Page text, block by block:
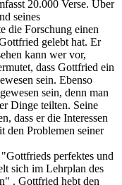
20.000 Verse. Über
seines
die Forschung einen
gelebt hat. Er
kann wer vor,
dass Gottfried ein
sein. Ebenso
sein, denn man
Dinge teilten. Seine
dass er die Interessen
den Problemen seiner
perfektes und
sich im Lehrplan des
. Gottfried hebt den